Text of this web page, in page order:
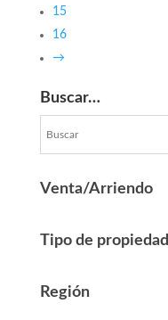
15
16
→
Buscar…
Venta/Arriendo
Tipo de propiedad
Región